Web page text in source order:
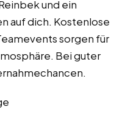
und ein
auf dich. Kostenlose
sorgen für
Bei guter